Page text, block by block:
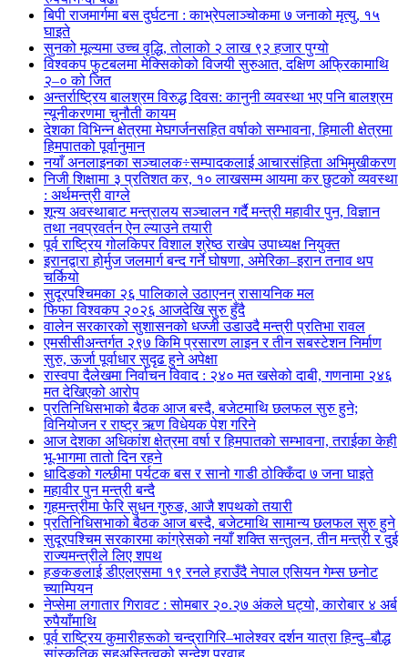
बिपी राजमार्गमा बस दुर्घटना : काभ्रेपलाञ्चोकमा ७ जनाको मृत्यु, १५
घाइते
सुनको मूल्यमा उच्च वृद्धि, तोलाको २ लाख ९२ हजार पुग्यो
विश्वकप फुटबलमा मेक्सिकोको विजयी सुरुआत, दक्षिण अफ्रिकामाथि
२–० को जित
अन्तर्राष्ट्रिय बालश्रम विरुद्ध दिवस: कानुनी व्यवस्था भए पनि बालश्रम
न्यूनीकरणमा चुनौती कायम
देशका विभिन्न क्षेत्रमा मेघगर्जनसहित वर्षाको सम्भावना, हिमाली क्षेत्रमा
हिमपातको पूर्वानुमान
नयाँ अनलाइनका सञ्चालक÷सम्पादकलाई आचारसंहिता अभिमुखीकरण
निजी शिक्षामा ३ प्रतिशत कर, १० लाखसम्म आयमा कर छुटको व्यवस्था
: अर्थमन्त्री वाग्ले
शून्य अवस्थाबाट मन्त्रालय सञ्चालन गर्दै मन्त्री महावीर पुन, विज्ञान
तथा नवप्रवर्तन ऐन ल्याउने तयारी
पूर्व राष्ट्रिय गोलकिपर विशाल श्रेष्ठ राखेप उपाध्यक्ष नियुक्त
इरानद्वारा होर्मुज जलमार्ग बन्द गर्ने घोषणा, अमेरिका–इरान तनाव थप
चर्कियो
सुदूरपश्चिमका २६ पालिकाले उठाएनन् रासायनिक मल
फिफा विश्वकप २०२६ आजदेखि सुरु हुँदै
वालेन सरकारको सुशासनको धज्जी उडाउदै मन्त्री प्रतिभा रावल
एमसीसीअन्तर्गत २९७ किमि प्रसारण लाइन र तीन सबस्टेशन निर्माण
सुरु, ऊर्जा पूर्वाधार सुदृढ हुने अपेक्षा
रास्वपा दैलेखमा निर्वाचन विवाद : २४० मत खसेको दाबी, गणनामा २४६
मत देखिएको आरोप
प्रतिनिधिसभाको बैठक आज बस्दै, बजेटमाथि छलफल सुरु हुने;
विनियोजन र राष्ट्र ऋण विधेयक पेश गरिने
आज देशका अधिकांश क्षेत्रमा वर्षा र हिमपातको सम्भावना, तराईका केही
भू-भागमा तातो दिन रहने
धादिङको गल्छीमा पर्यटक बस र सानो गाडी ठोक्किँदा ७ जना घाइते
महावीर पुन मन्त्री बन्दै
गृहमन्त्रीमा फेरि सुधन गुरुङ, आजै शपथको तयारी
प्रतिनिधिसभाको बैठक आज बस्दै, बजेटमाथि सामान्य छलफल सुरु हुने
सुदूरपश्चिम सरकारमा कांग्रेसको नयाँ शक्ति सन्तुलन, तीन मन्त्री र दुई
राज्यमन्त्रीले लिए शपथ
हङकङलाई डीएलएसमा १९ रनले हराउँदै नेपाल एसियन गेम्स छनोट
च्याम्पियन
नेप्सेमा लगातार गिरावट : सोमबार २०.२७ अंकले घट्यो, कारोबार ४ अर्ब
रुपैयाँमाथि
पूर्व राष्ट्रिय कुमारीहरूको चन्द्रागिरि–भालेश्वर दर्शन यात्रा हिन्दु–बौद्ध
सांस्कृतिक सहअस्तित्वको सन्देश प्रवाह